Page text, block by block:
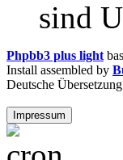
sind
Phpbb3 plus light
Install assembled by
Deutsche